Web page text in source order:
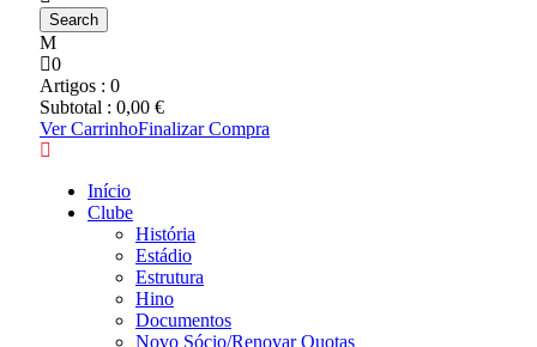
0
Artigos : 0
Subtotal : 0,00 €
Ver CarrinhoFinalizar Compra
Início
Clube
História
Estádio
Estrutura
Hino
Documentos
Novo Sócio/Renovar Quotas